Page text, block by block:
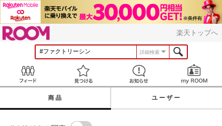
楽天トップへ
詳細検索
見つける お知らせ
商品 ユーザー